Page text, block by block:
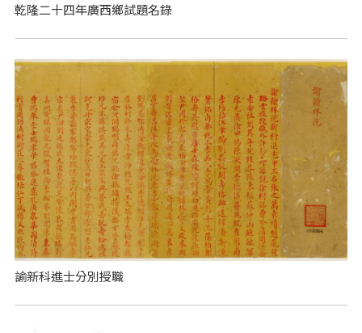
乾隆二十四年廣西鄉試題名錄
諭新科進士分別授職